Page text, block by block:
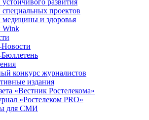
проектов
медицины и здоровья
Wink
конкурс журналистов
издания
«Вестник Ростелекома»
«Ростелеком PRO»
для СМИ